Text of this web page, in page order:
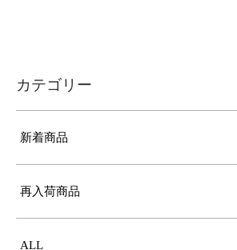
カテゴリー
新着商品
再入荷商品
ALL